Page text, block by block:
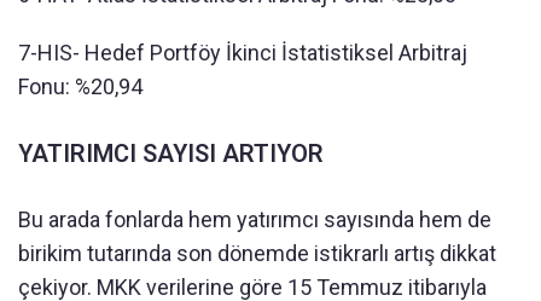
7-HIS- Hedef Portföy İkinci İstatistiksel Arbitraj
Fonu: %20,94
YATIRIMCI SAYISI ARTIYOR
Bu arada fonlarda hem yatırımcı sayısında hem de
birikim tutarında son dönemde istikrarlı artış dikkat
çekiyor. MKK verilerine göre 15 Temmuz itibarıyla